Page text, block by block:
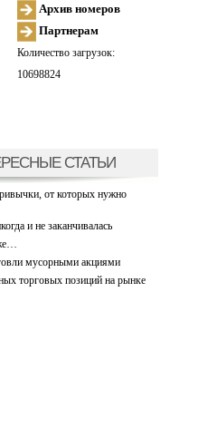
Архив номеров
Партнерам
Количество загрузок:
10698824
СТАТЬИ
от которых нужно
и не заканчивалась
мусорными акциями
торговых позиций на рынке